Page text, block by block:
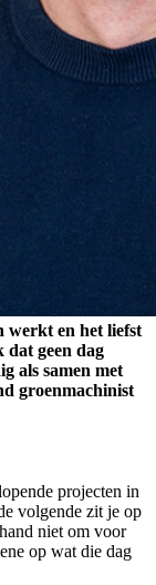
werkt en het liefst
dat geen dag
als samen met
groenmachinist
projecten in
volgende zit je op
niet om voor
op wat die dag